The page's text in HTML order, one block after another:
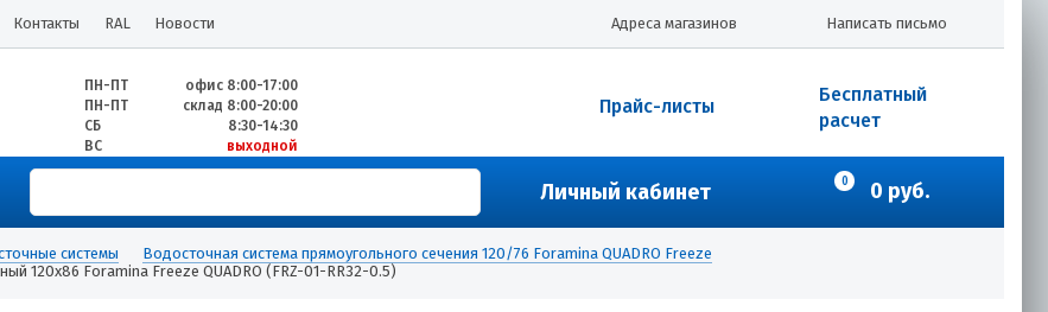
Контакты RAL Новости Написать письмо
Адреса магазинов
ПН-ПТ
офис 8:00-17:00
ПН-ПТ
склад 8:00-20:00
СБ
8:30-14:30
ВС
выходной
Бесплатный
расчет
Прайс-листы
Личный кабинет 0 0 руб.
системы
Водосточная система прямоугольного сечения 120/76 Foramina QUADRO Freeze
120х86 Foramina Freeze QUADRO (FRZ-01-RR32-0.5)